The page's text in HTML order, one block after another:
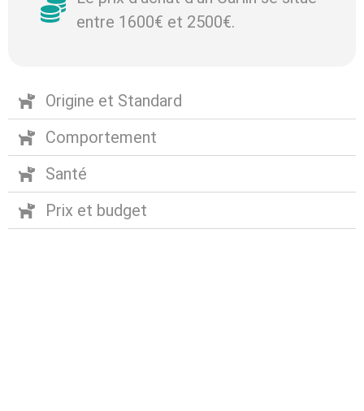
entre 1600€ et 2500€.
Origine et Standard
Comportement
Santé
Prix et budget